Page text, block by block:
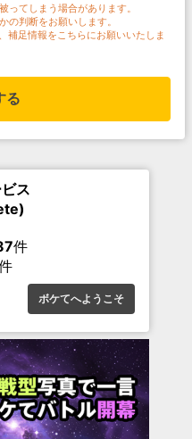
ってしまう場合があります。
の判断をお願いします。
補足情報をこちらにお願いいたしま
る
ス
件
ボケてへようこそ